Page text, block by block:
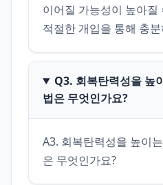
이어질 가능성이 높아질
적절한 개입을 통해 충
Q3. 회복탄력성을 높
법은 무엇인가요?
A3. 회복탄력성을 높이
은 무엇인가요?